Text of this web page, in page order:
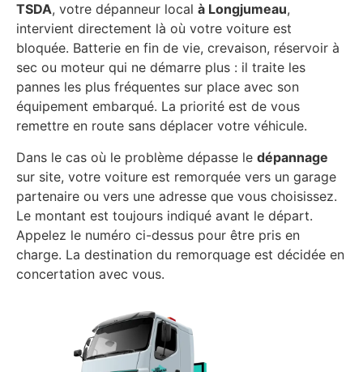
TSDA, votre dépanneur local à Longjumeau,
intervient directement là où votre voiture est
bloquée. Batterie en fin de vie, crevaison, réservoir à
sec ou moteur qui ne démarre plus : il traite les
pannes les plus fréquentes sur place avec son
équipement embarqué. La priorité est de vous
remettre en route sans déplacer votre véhicule.
Dans le cas où le problème dépasse le dépannage
sur site, votre voiture est remorquée vers un garage
partenaire ou vers une adresse que vous choisissez.
Le montant est toujours indiqué avant le départ.
Appelez le numéro ci-dessus pour être pris en
charge. La destination du remorquage est décidée en
concertation avec vous.